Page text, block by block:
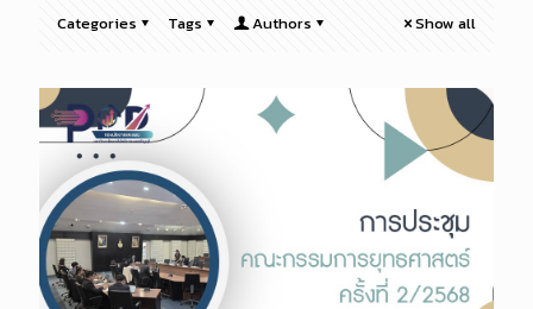
Categories Tags Authors Show all